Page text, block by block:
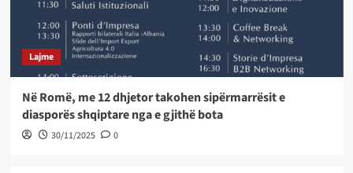
Lajme
Në Romë, me 12 dhjetor takohen sipërmarrësit e
diasporës shqiptare nga e gjithë bota
30/11/2025 0